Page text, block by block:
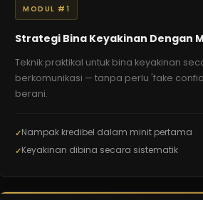
MODUL #1
Strategi Bina Keyakinan Dengan
Teknik praktikal untuk bina keyakinan
berkomunikasi — tanpa perlu 'fake
berani.
Nampak kredibel dalam minit pertama
Keyakinan dibina secara sistematik